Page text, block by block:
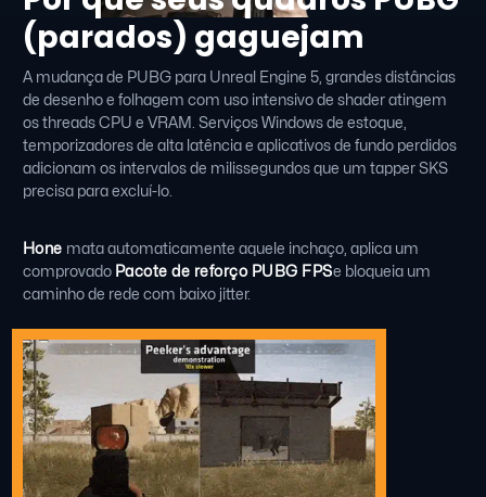
(parados) gaguejam
A mudança de PUBG para Unreal Engine 5, grandes distâncias
de desenho e folhagem com uso intensivo de shader atingem
os threads CPU e VRAM. Serviços Windows de estoque,
temporizadores de alta latência e aplicativos de fundo perdidos
adicionam os intervalos de milissegundos que um tapper SKS
precisa para excluí-lo.
Hone mata automaticamente aquele inchaço, aplica um
comprovado Pacote de reforço PUBG FPSe bloqueia um
caminho de rede com baixo jitter.